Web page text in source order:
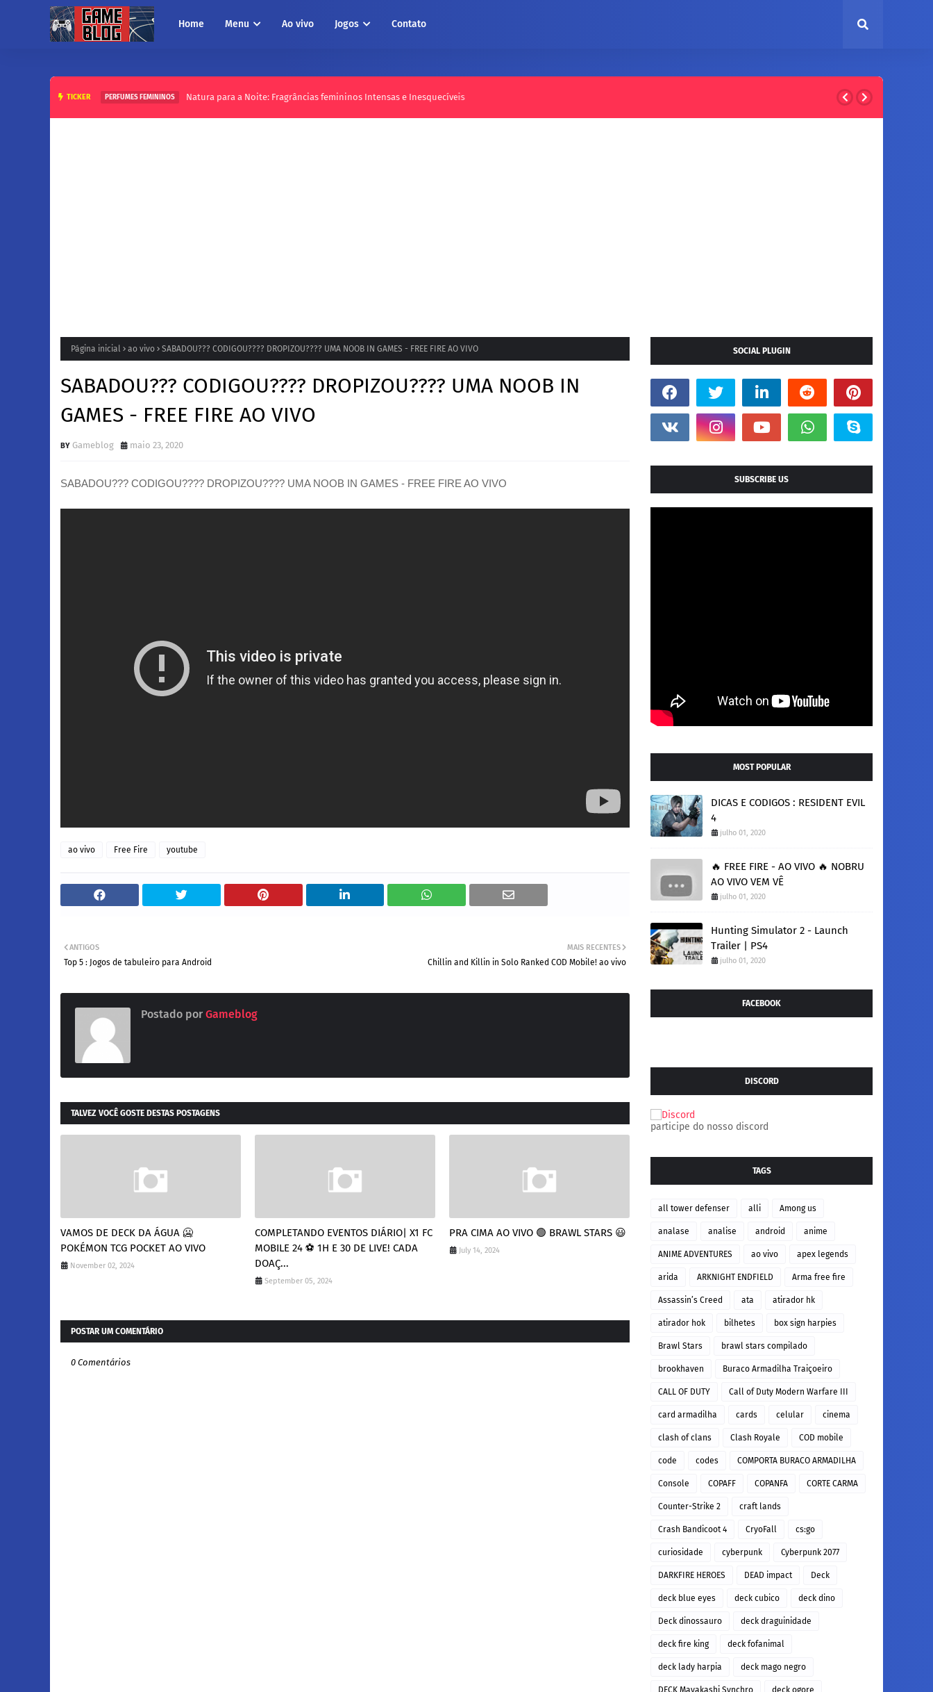
Home Menu Ao vivo Jogos Contato
TICKER PERFUMES FEMININOS Natura para a Noite: Fragrâncias femininos Intensas e Inesquecíveis
Página inicial ao vivo SABADOU??? CODIGOU???? DROPIZOU???? UMA NOOB IN GAMES - FREE FIRE AO VIVO
SABADOU??? CODIGOU???? DROPIZOU???? UMA NOOB IN
GAMES - FREE FIRE AO VIVO
Gameblog maio 23, 2020
SABADOU??? CODIGOU???? DROPIZOU???? UMA NOOB IN GAMES - FREE FIRE AO VIVO
ao vivo Free Fire youtube
MAIS RECENTES
Chillin and Killin in Solo Ranked COD Mobile! ao vivo
ANTIGOS
Top 5 : Jogos de tabuleiro para Android
Postado por Gameblog
TALVEZ VOCÊ GOSTE DESTAS POSTAGENS
VAMOS DE DECK DA ÁGUA 🥶
POKÉMON TCG POCKET AO VIVO
November 02, 2024
COMPLETANDO EVENTOS DIÁRIO| X1 FC
MOBILE 24 ⚽ 1H E 30 DE LIVE! CADA
DOAÇ...
September 05, 2024
PRA CIMA AO VIVO 🟢 BRAWL STARS 😃
July 14, 2024
POSTAR UM COMENTÁRIO
0 Comentários
SOCIAL PLUGIN
SUBSCRIBE US
MOST POPULAR
DICAS E CODIGOS : RESIDENT EVIL
4
julho 01, 2020
🔥 FREE FIRE - AO VIVO 🔥 NOBRU
AO VIVO VEM VÊ
julho 01, 2020
Hunting Simulator 2 - Launch
Trailer | PS4
julho 01, 2020
FACEBOOK
DISCORD
participe do nosso discord
TAGS
all tower defenser alli Among us
analase analise android anime
ANIME ADVENTURES ao vivo apex legends
arida ARKNIGHT ENDFIELD Arma free fire
Assassin’s Creed ata atirador hk
atirador hok bilhetes box sign harpies
Brawl Stars brawl stars compilado
brookhaven Buraco Armadilha Traiçoeiro
CALL OF DUTY Call of Duty Modern Warfare III
card armadilha cards celular cinema
clash of clans Clash Royale COD mobile
code codes COMPORTA BURACO ARMADILHA
Console COPAFF COPANFA CORTE CARMA
Counter-Strike 2 craft lands
Crash Bandicoot 4 CryoFall cs:go
curiosidade cyberpunk Cyberpunk 2077
DARKFIRE HEROES DEAD impact Deck
deck blue eyes deck cubico deck dino
Deck dinossauro deck draguinidade
deck fire king deck fofanimal
deck lady harpia deck mago negro
DECK Mayakashi Synchro deck ogore